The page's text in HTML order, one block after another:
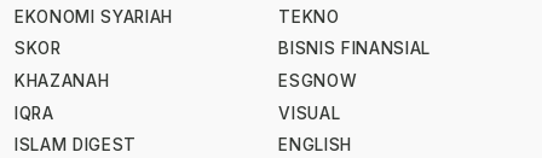
EKONOMI SYARIAH
SKOR
KHAZANAH
IQRA
ISLAM DIGEST
TEKNO
BISNIS FINANSIAL
ESGNOW
VISUAL
ENGLISH